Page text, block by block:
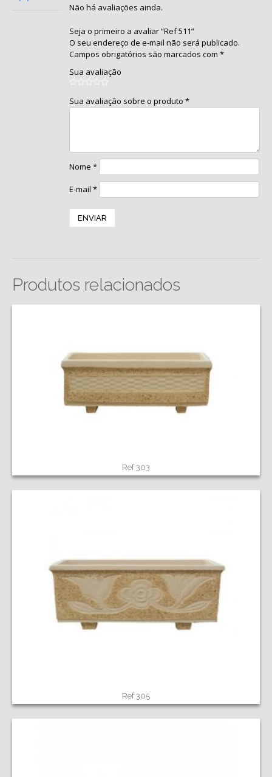
Não há avaliações ainda.
Seja o primeiro a avaliar “Ref 511”
O seu endereço de e-mail não será publicado.
Campos obrigatórios são marcados com *
Sua avaliação
Sua avaliação sobre o produto *
Nome *
E-mail *
Produtos relacionados
Ref 303
Ref 305